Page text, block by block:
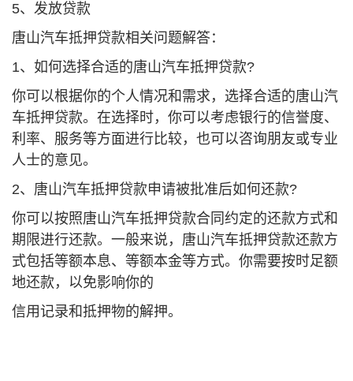
5、发放贷款
唐山汽车抵押贷款相关问题解答：
1、如何选择合适的唐山汽车抵押贷款?
你可以根据你的个人情况和需求，选择合适的唐山汽
车抵押贷款。在选择时，你可以考虑银行的信誉度、
利率、服务等方面进行比较，也可以咨询朋友或专业
人士的意见。
2、唐山汽车抵押贷款申请被批准后如何还款?
你可以按照唐山汽车抵押贷款合同约定的还款方式和
期限进行还款。一般来说，唐山汽车抵押贷款还款方
式包括等额本息、等额本金等方式。你需要按时足额
地还款，以免影响你的
信用记录和抵押物的解押。